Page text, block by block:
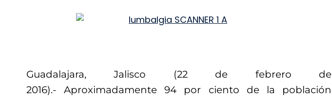
Guadalajara, Jalisco (22 de febrero de
2016).- Aproximadamente 94 por ciento de la población